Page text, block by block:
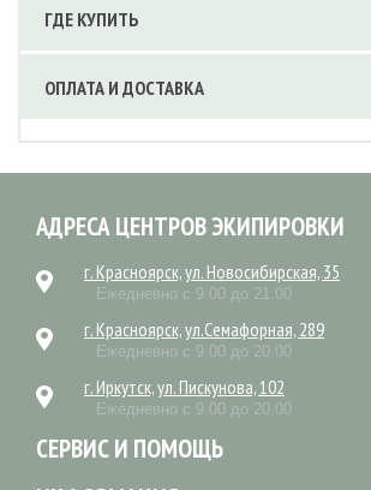
ГДЕ КУПИТЬ
ОПЛАТА И ДОСТАВКА
АДРЕСА ЦЕНТРОВ ЭКИПИРОВКИ
г. Красноярск, ул. Новосибирская, 35
Ежедневно с 9.00 до 21.00
г. Красноярск, ул.Семафорная, 289
Ежедневно с 9.00 до 20.00
г. Иркутск, ул. Пискунова, 102
Ежедневно с 9.00 до 20.00
СЕРВИС И ПОМОЩЬ